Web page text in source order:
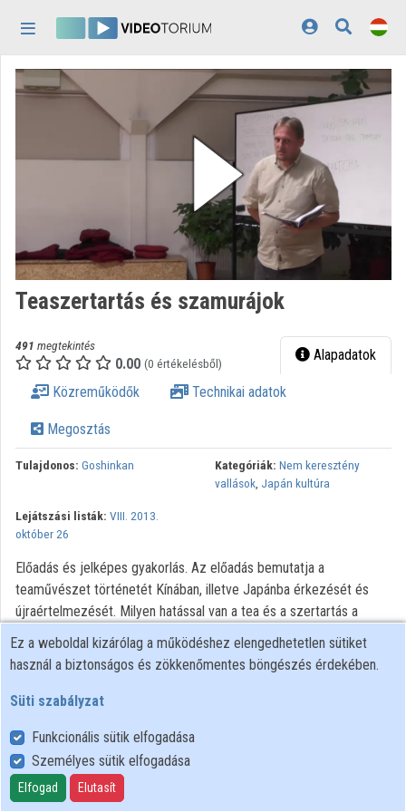
Kezdőlap
Bejelentkezés
Felfedezés
Lejátszási listák
Intézmények
Közreműködők
Megjelenés:
Teaszertartás és szamurájok
491 megtekintés
0.00 (0 értékelésből) Alapadatok
Közreműködők Technikai adatok
Megosztás
Tulajdonos: Goshinkan Kategóriák: Nem keresztény
vallások, Japán kultúra
Lejátszási listák: VIII. 2013.
október 26
Előadás és jelképes gyakorlás. Az előadás bemutatja a
teaművészet történetét Kínában, illetve Japánba érkezését és
újraértelmezését. Milyen hatással van a tea és a szertartás a
gyakorlóra?
Felhasználói szabályzat
Adatkezelési tájékoztató
Süti szabályzat
Ez a weboldal kizárólag a működéshez elengedhetetlen sütiket
használ a biztonságos és zökkenőmentes böngészés érdekében.
Süti szabályzat
Funkcionális sütik elfogadása
Személyes sütik elfogadása
Elfogad Elutasít